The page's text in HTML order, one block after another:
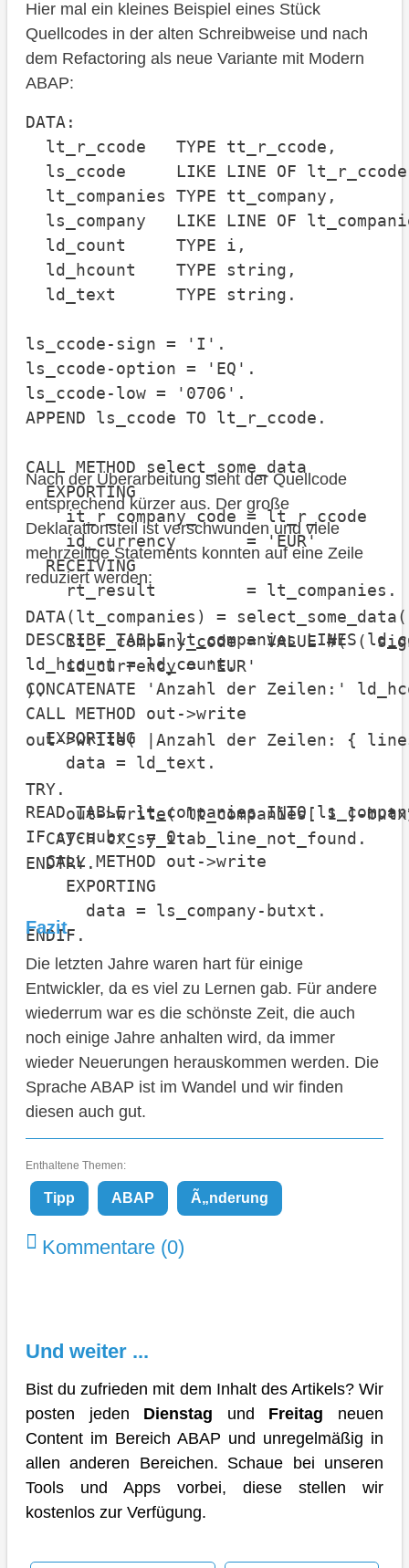
Hier mal ein kleines Beispiel eines Stück
Quellcodes in der alten Schreibweise und nach
dem Refactoring als neue Variante mit Modern
ABAP:
DATA:
lt_r_ccode   TYPE tt_r_ccode,
ls_ccode     LIKE LINE OF
lt_companies TYPE tt_company,
ls_company   LIKE LINE OF
ld_count     TYPE i,
ld_hcount    TYPE string,
ld_text      TYPE string.
ls_ccode-sign = 'I'.
ls_ccode-option = 'EQ'.
ls_ccode-low = '0706'.
APPEND ls_ccode TO lt_r_ccode.
CALL METHOD select_some_data
EXPORTING
it_r_company_code = lt_r_ccode
id_currency       = 'EUR'
RECEIVING
rt_result         = lt_companies.
DESCRIBE TABLE lt_companies LINES
ld_hcount = ld_count.
CONCATENATE 'Anzahl der Zeilen:'
CALL METHOD out->write
EXPORTING
data = ld_text.
READ TABLE lt_companies INTO
IF sy-subrc = 0.
CALL METHOD out->write
EXPORTING
data = ls_company-butxt.
ENDIF.
Nach der Überarbeitung sieht der Quellcode
entsprechend kürzer aus. Der große
Deklarationsteil ist verschwunden und viele
mehrzeilige Statements konnten auf eine Zeile
reduziert werden:
DATA(lt_companies) = select_some_data(
it_r_company_code = VALUE #( (
id_currency = 'EUR'
).
out->write( |Anzahl der Zeilen: {
TRY.
out->write( lt_companies[ 1 ]-
CATCH cx_sy_itab_line_not_found.
ENDTRY.
Fazit
Die letzten Jahre waren hart für einige
Entwickler, da es viel zu Lernen gab. Für andere
wiederrum war es die schönste Zeit, die auch
noch einige Jahre anhalten wird, da immer
wieder Neuerungen herauskommen werden. Die
Sprache ABAP ist im Wandel und wir finden
diesen auch gut.
Enthaltene Themen:
Tipp ABAP Ã„nderung
Kommentare (0)
Und weiter ...
Bist du zufrieden mit dem Inhalt des Artikels? Wir
posten jeden Dienstag und Freitag neuen
Content im Bereich ABAP und unregelmäßig in
allen anderen Bereichen. Schaue bei unseren
Tools und Apps vorbei, diese stellen wir
kostenlos zur Verfügung.